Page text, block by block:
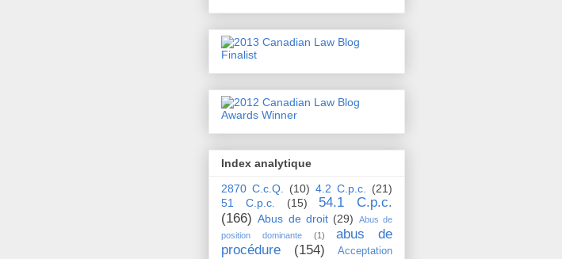
Index analytique
2870 C.c.Q. (10) 4.2 C.p.c. (21)
51 C.p.c.
(15)
54.1 C.p.c.
(166) Abus de droit (29)
Abus de
position dominante
(1)
abus de
procédure
(154)
Acceptation